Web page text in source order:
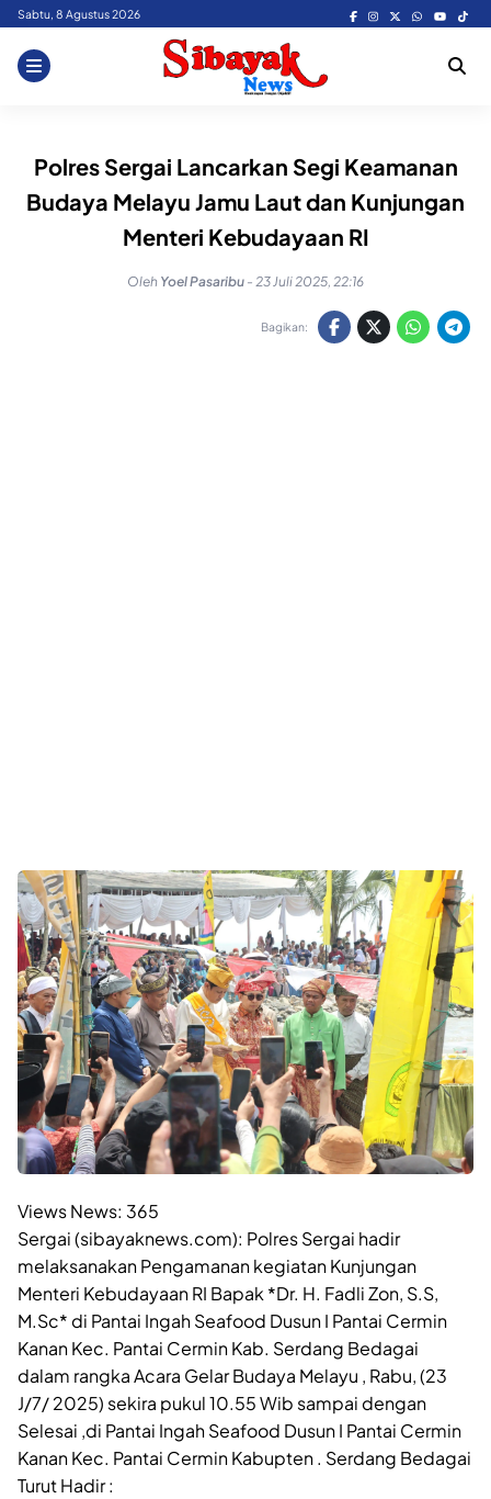
Skip
content
Sabtu, 8 Agustus 2026
Polres Sergai Lancarkan Segi Keamanan
Budaya Melayu Jamu Laut dan Kunjungan
Menteri Kebudayaan RI
Oleh Yoel Pasaribu - 23 Juli 2025, 22:16
Bagikan:
Views News: 365
Sergai (sibayaknews.com): Polres Sergai hadir
melaksanakan Pengamanan kegiatan Kunjungan
Menteri Kebudayaan RI Bapak *Dr. H. Fadli Zon, S.S,
M.Sc* di Pantai Ingah Seafood Dusun I Pantai Cermin
Kanan Kec. Pantai Cermin Kab. Serdang Bedagai
dalam rangka Acara Gelar Budaya Melayu , Rabu, (23
J/7/ 2025) sekira pukul 10.55 Wib sampai dengan
Selesai ,di Pantai Ingah Seafood Dusun I Pantai Cermin
Kanan Kec. Pantai Cermin Kabupten . Serdang Bedagai
Turut Hadir :